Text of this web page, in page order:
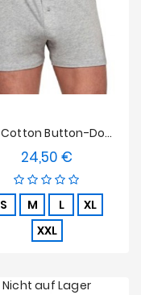
Pure Cotton Button-Down Slips - Grau
24,50 €
S M L
XL
XXL
Nicht auf Lager